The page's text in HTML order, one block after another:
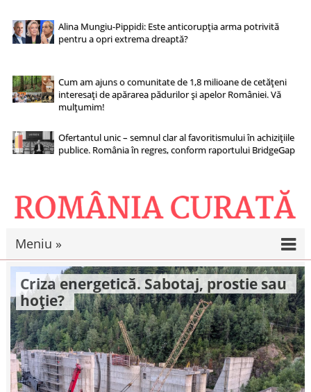
Alina Mungiu-Pippidi: Este anticorupția arma potrivită
pentru a opri extrema dreaptă?
Cum am ajuns o comunitate de 1,8 milioane de cetățeni
interesați de apărarea pădurilor și apelor României. Vă
mulțumim!
Ofertantul unic – semnul clar al favoritismului în achizițiile
publice. România în regres, conform raportului BridgeGap
Meniu »
Criza energetică. Sabotaj, prostie sau
hoție?